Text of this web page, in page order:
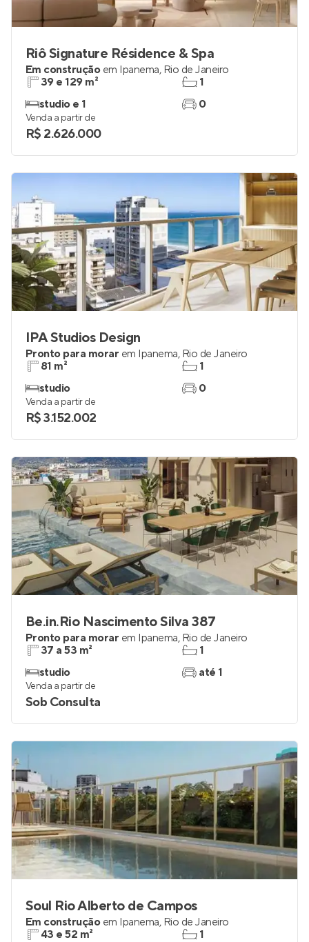
Riô Signature Résidence & Spa
Em construção em Ipanema, Rio de Janeiro
39 e 129 m²
studio e 1
1
0
Venda a partir de
R$ 2.626.000
IPA Studios Design
Pronto para morar em Ipanema, Rio de Janeiro
81 m²
studio
1
0
Venda a partir de
R$ 3.152.002
Be.in.Rio Nascimento Silva 387
Pronto para morar em Ipanema, Rio de Janeiro
37 a 53 m²
studio
1
até 1
Venda a partir de
Sob Consulta
Soul Rio Alberto de Campos
Em construção em Ipanema, Rio de Janeiro
43 e 52 m²
1